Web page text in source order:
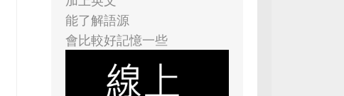
能了解語源
會比較好記憶一些